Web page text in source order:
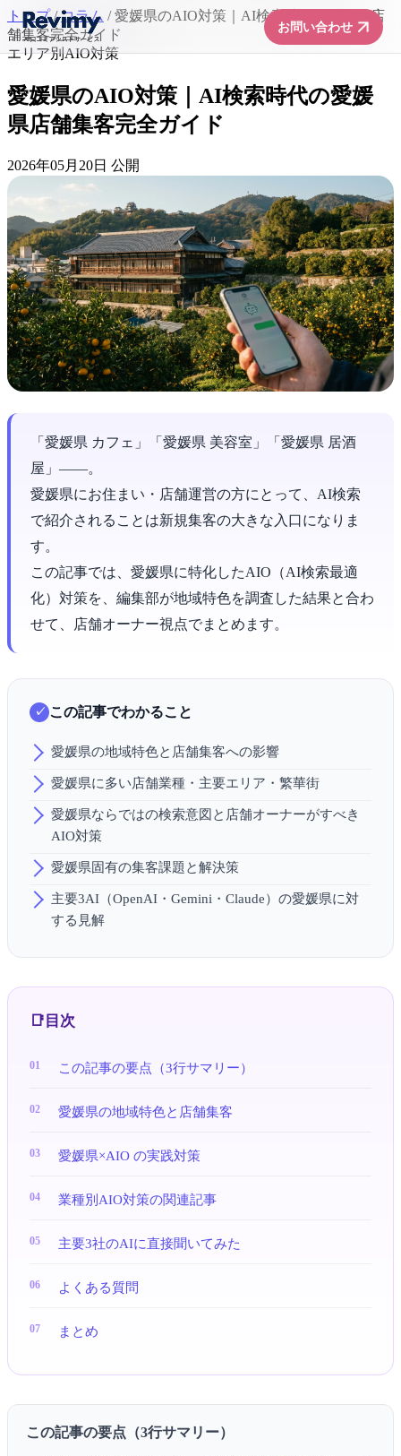
お問い合わせarrow_forward
トップ / コラム / 愛媛県のAIO対策｜AI検索時代の愛媛県店
舗集客完全ガイド
エリア別AIO対策
愛媛県のAIO対策｜AI検索時代の愛媛
県店舗集客完全ガイド
2026年05月20日 公開
「愛媛県 カフェ」「愛媛県 美容室」「愛媛県 居酒
屋」――。
愛媛県にお住まい・店舗運営の方にとって、AI検索
で紹介されることは新規集客の大きな入口になりま
す。
この記事では、愛媛県に特化したAIO（AI検索最適
化）対策を、編集部が地域特色を調査した結果と合わ
せて、店舗オーナー視点でまとめます。
この記事でわかること
愛媛県の地域特色と店舗集客への影響
愛媛県に多い店舗業種・主要エリア・繁華街
愛媛県ならではの検索意図と店舗オーナーがすべき
AIO対策
愛媛県固有の集客課題と解決策
主要3AI（OpenAI・Gemini・Claude）の愛媛県に対
する見解
目次
この記事の要点（3行サマリー）
愛媛県の地域特色と店舗集客
愛媛県×AIO の実践対策
業種別AIO対策の関連記事
主要3社のAIに直接聞いてみた
よくある質問
まとめ
この記事の要点（3行サマリー）